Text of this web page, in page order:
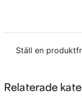
Ställ en
Fråga oss något
Relaterade